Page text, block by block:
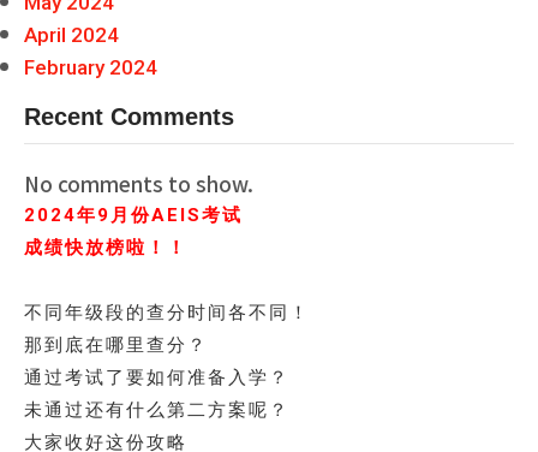
April 2024
February 2024
Recent Comments
No comments to show.
2024年9月份AEIS考试
成绩快放榜啦！！
不同年级段的查分时间各不同！
那到底在哪里查分？
通过考试了要如何准备入学？
未通过还有什么第二方案呢？
大家收好这份攻略